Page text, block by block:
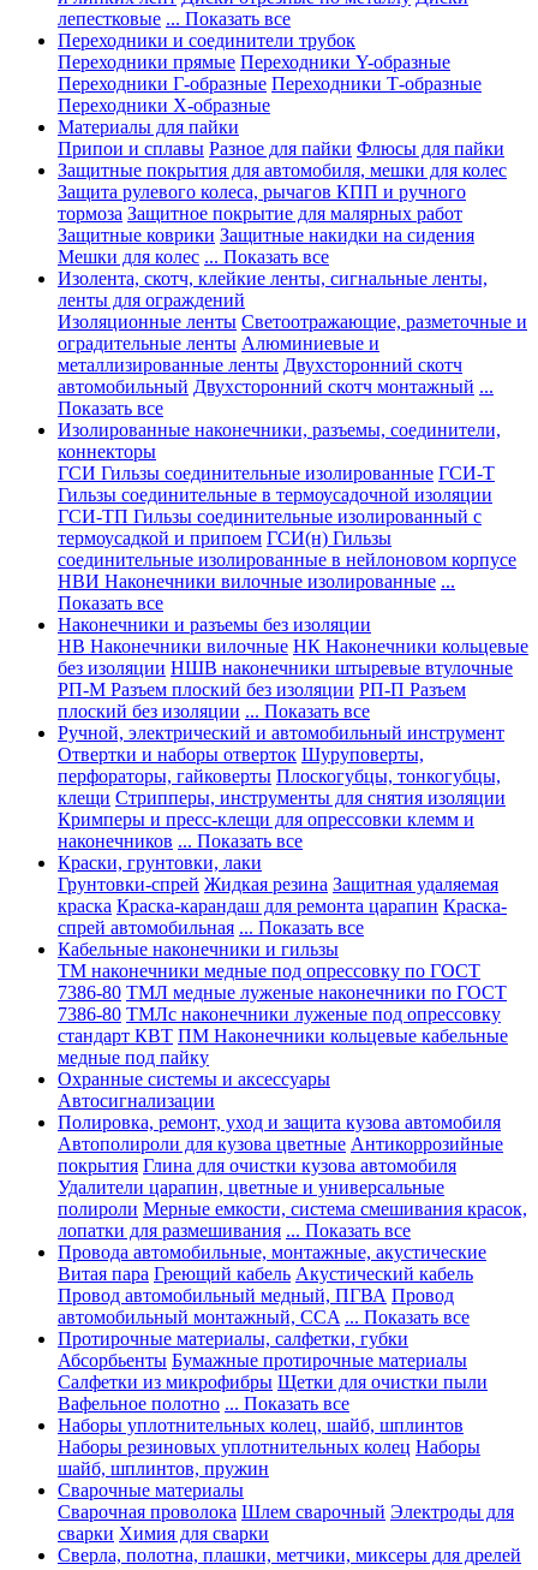
лепестковые ... Показать все
Переходники и соединители трубок
Переходники прямые Переходники Y-образные
Переходники Г-образные Переходники Т-образные
Переходники Х-образные
Материалы для пайки
Припои и сплавы Разное для пайки Флюсы для пайки
Защитные покрытия для автомобиля, мешки для колес
Защита рулевого колеса, рычагов КПП и ручного
тормоза Защитное покрытие для малярных работ
Защитные коврики Защитные накидки на сидения
Мешки для колес ... Показать все
Изолента, скотч, клейкие ленты, сигнальные ленты,
ленты для ограждений
Изоляционные ленты Светоотражающие, разметочные и
оградительные ленты Алюминиевые и
металлизированные ленты Двухсторонний скотч
автомобильный Двухсторонний скотч монтажный ...
Показать все
Изолированные наконечники, разъемы, соединители,
коннекторы
ГСИ Гильзы соединительные изолированные ГСИ-Т
Гильзы соединительные в термоусадочной изоляции
ГСИ-ТП Гильзы соединительные изолированный с
термоусадкой и припоем ГСИ(н) Гильзы
соединительные изолированные в нейлоновом корпусе
НВИ Наконечники вилочные изолированные ...
Показать все
Наконечники и разъемы без изоляции
НВ Наконечники вилочные НК Наконечники кольцевые
без изоляции НШВ наконечники штыревые втулочные
РП-М Разъем плоский без изоляции РП-П Разъем
плоский без изоляции ... Показать все
Ручной, электрический и автомобильный инструмент
Отвертки и наборы отверток Шуруповерты,
перфораторы, гайковерты Плоскогубцы, тонкогубцы,
клещи Стрипперы, инструменты для снятия изоляции
Кримперы и пресс-клещи для опрессовки клемм и
наконечников ... Показать все
Краски, грунтовки, лаки
Грунтовки-спрей Жидкая резина Защитная удаляемая
краска Краска-карандаш для ремонта царапин Краска-
спрей автомобильная ... Показать все
Кабельные наконечники и гильзы
ТМ наконечники медные под опрессовку по ГОСТ
7386-80 ТМЛ медные луженые наконечники по ГОСТ
7386-80 ТМЛс наконечники луженые под опрессовку
стандарт КВТ ПМ Наконечники кольцевые кабельные
медные под пайку
Охранные системы и аксессуары
Автосигнализации
Полировка, ремонт, уход и защита кузова автомобиля
Автополироли для кузова цветные Антикоррозийные
покрытия Глина для очистки кузова автомобиля
Удалители царапин, цветные и универсальные
полироли Мерные емкости, система смешивания красок,
лопатки для размешивания ... Показать все
Провода автомобильные, монтажные, акустические
Витая пара Греющий кабель Акустический кабель
Провод автомобильный медный, ПГВА Провод
автомобильный монтажный, CCA ... Показать все
Протирочные материалы, салфетки, губки
Абсорбьенты Бумажные протирочные материалы
Салфетки из микрофибры Щетки для очистки пыли
Вафельное полотно ... Показать все
Наборы уплотнительных колец, шайб, шплинтов
Наборы резиновых уплотнительных колец Наборы
шайб, шплинтов, пружин
Сварочные материалы
Сварочная проволока Шлем сварочный Электроды для
сварки Химия для сварки
Сверла, полотна, плашки, метчики, миксеры для дрелей